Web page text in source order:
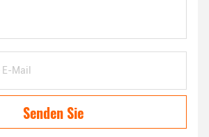
Senden Sie